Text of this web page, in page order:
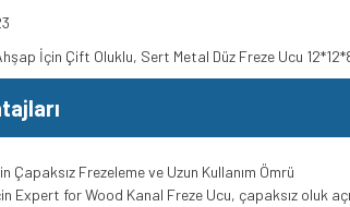
İçin Çift Oluklu, Sert Metal Düz Freze Ucu
Frezeleme ve Uzun Kullanım Ömrü
Expert for Wood Kanal Freze Ucu, çapaksız oluk